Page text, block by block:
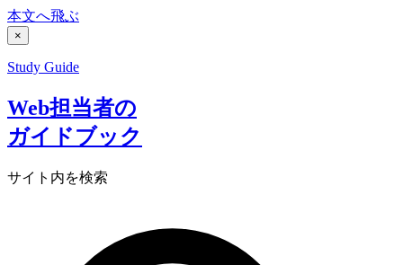
本文へ飛ぶ
×
Study Guide
Web担当者の
ガイドブック
サイト内を検索